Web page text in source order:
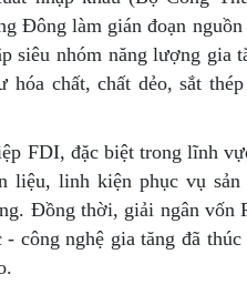
Đông làm gián đoạn
siêu nhóm năng lượng gia
hóa chất, chất dẻo, sắt
FDI, đặc biệt trong lĩnh
liệu, linh kiện phục vụ
Đồng thời, giải ngân vốn
công nghệ gia tăng đã